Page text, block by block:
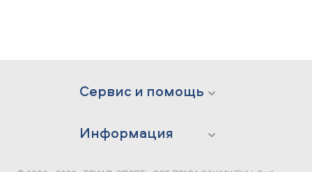
Сервис и помощь
Информация